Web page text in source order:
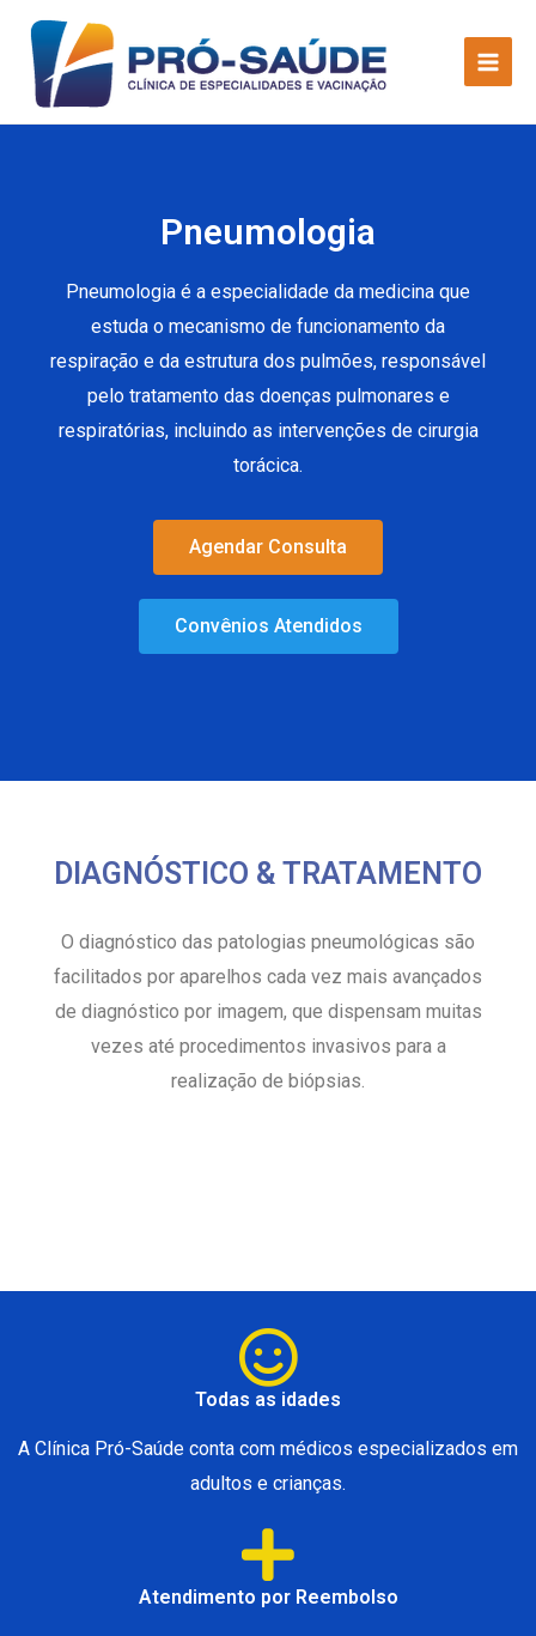
Pneumologia
Pneumologia é a especialidade da medicina que
estuda o mecanismo de funcionamento da
respiração e da estrutura dos pulmões, responsável
pelo tratamento das doenças pulmonares e
respiratórias, incluindo as intervenções de cirurgia
torácica.
Agendar Consulta
Convênios Atendidos
DIAGNÓSTICO & TRATAMENTO
O diagnóstico das patologias pneumológicas são
facilitados por aparelhos cada vez mais avançados
de diagnóstico por imagem, que dispensam muitas
vezes até procedimentos invasivos para a
realização de biópsias.
Todas as idades
A Clínica Pró-Saúde conta com médicos especializados em
adultos e crianças.
Atendimento por Reembolso